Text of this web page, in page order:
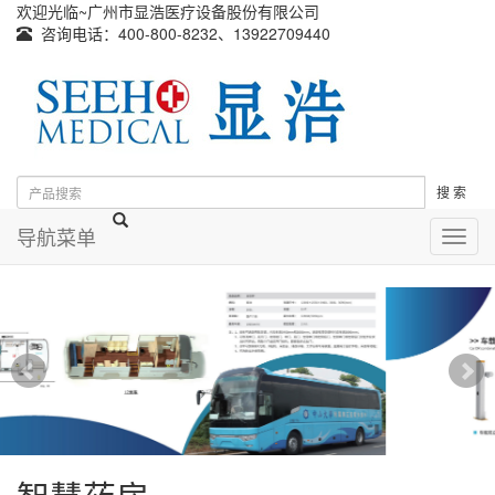
欢迎光临~广州市显浩医疗设备股份有限公司
咨询电话：400-800-8232、13922709440
搜 索
导
航
菜
导航菜单